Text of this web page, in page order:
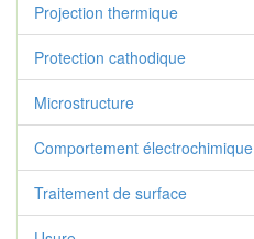
Projection thermique
Protection cathodique
Microstructure
Comportement électrochimique
Traitement de surface